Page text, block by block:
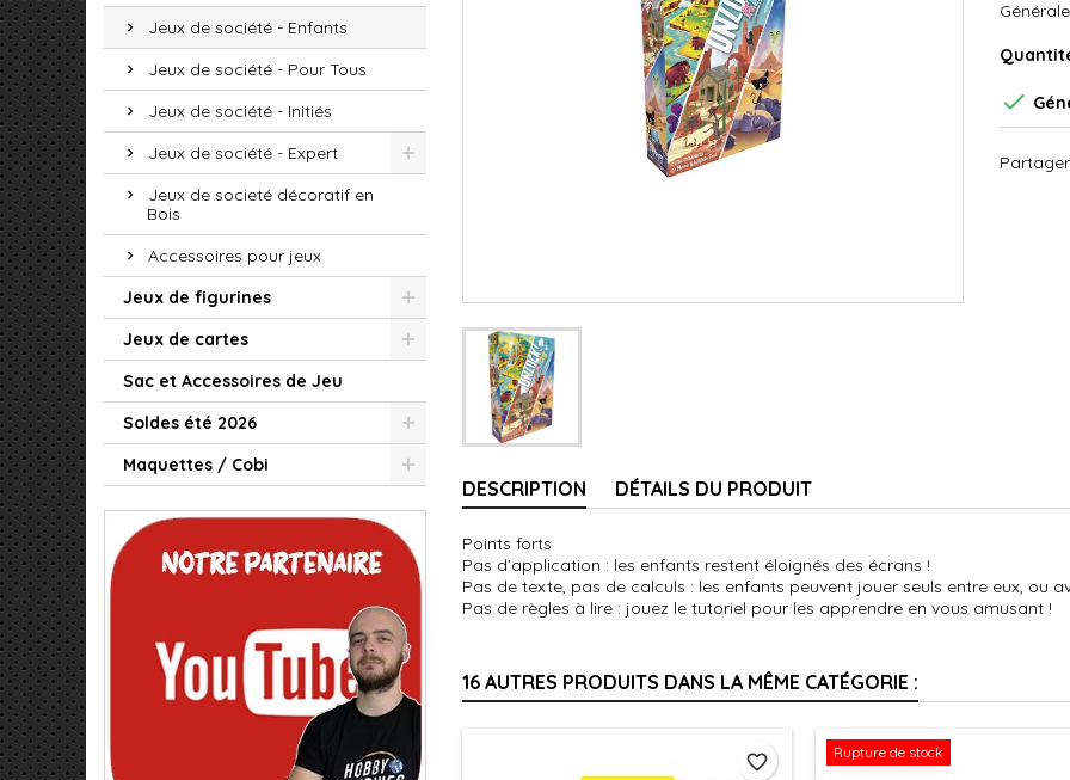
Jeux de société - Enfants
Jeux de société - Pour Tous
Jeux de société - Initiés
Jeux de société - Expert
Jeux de societé décoratif en
Bois
Accessoires pour jeux
Jeux de figurines
Jeux de cartes
Sac et Accessoires de Jeu
Soldes été 2026
Maquettes / Cobi

Partager
DESCRIPTION DÉTAILS DU PRODUIT
Points forts
Pas d’application : les enfants restent éloignés des écrans !
Pas de texte, pas de calculs : les enfants peuvent jouer seuls entre eux, ou
Pas de règles à lire : jouez le tutoriel pour les apprendre en vous amusant !
16 AUTRES PRODUITS DANS LA MÊME CATÉGORIE :
favorite_border Rupture de stock